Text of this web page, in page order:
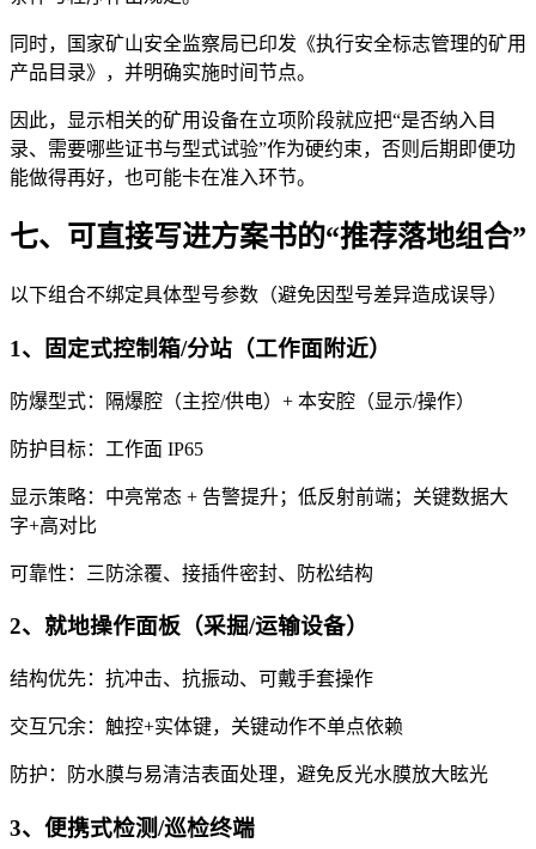
同时，国家矿山安全监察局已印发《执行安全标志管理的矿用
产品目录》，并明确实施时间节点。
因此，显示相关的矿用设备在立项阶段就应把“是否纳入目
录、需要哪些证书与型式试验”作为硬约束，否则后期即便功
能做得再好，也可能卡在准入环节。
七、可直接写进方案书的“推荐落地组合”
以下组合不绑定具体型号参数（避免因型号差异造成误导）
1、固定式控制箱/分站（工作面附近）
防爆型式：隔爆腔（主控/供电）+ 本安腔（显示/操作）
防护目标：工作面 IP65
显示策略：中亮常态 + 告警提升；低反射前端；关键数据大
字+高对比
可靠性：三防涂覆、接插件密封、防松结构
2、就地操作面板（采掘/运输设备）
结构优先：抗冲击、抗振动、可戴手套操作
交互冗余：触控+实体键，关键动作不单点依赖
防护：防水膜与易清洁表面处理，避免反光水膜放大眩光
3、便携式检测/巡检终端